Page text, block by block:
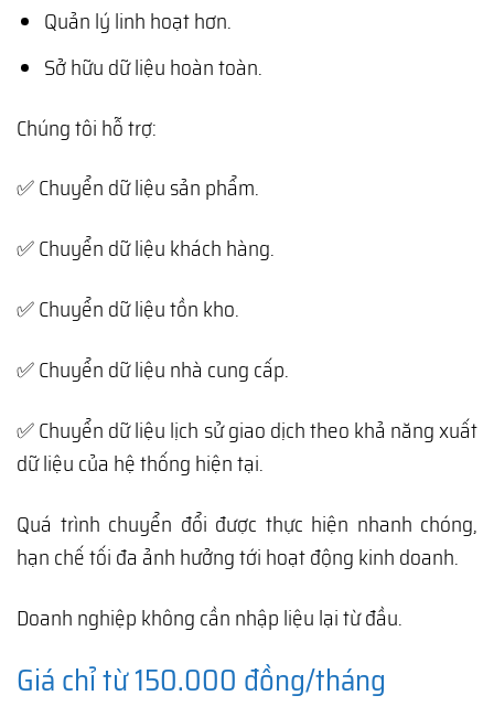
Quản lý linh hoạt hơn.
Sở hữu dữ liệu hoàn toàn.
Chúng tôi hỗ trợ:
✅ Chuyển dữ liệu sản phẩm.
✅ Chuyển dữ liệu khách hàng.
✅ Chuyển dữ liệu tồn kho.
✅ Chuyển dữ liệu nhà cung cấp.
✅ Chuyển dữ liệu lịch sử giao dịch theo khả năng xuất
dữ liệu của hệ thống hiện tại.
Quá trình chuyển đổi được thực hiện nhanh chóng,
hạn chế tối đa ảnh hưởng tới hoạt động kinh doanh.
Doanh nghiệp không cần nhập liệu lại từ đầu.
Giá chỉ từ 150.000 đồng/tháng